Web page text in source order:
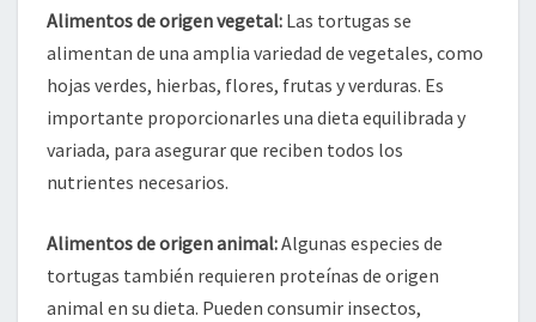
Alimentos de origen vegetal: Las tortugas se
alimentan de una amplia variedad de vegetales, como
hojas verdes, hierbas, flores, frutas y verduras. Es
importante proporcionarles una dieta equilibrada y
variada, para asegurar que reciben todos los
nutrientes necesarios.
Alimentos de origen animal:Algunas especies de
tortugas también requieren proteínas de origen
animal en su dieta. Pueden consumir insectos,